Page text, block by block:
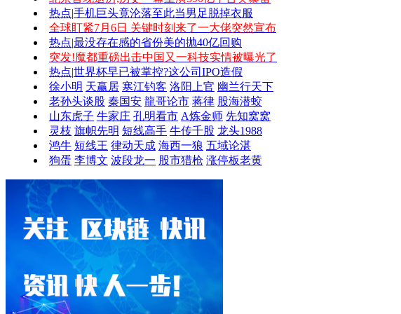
热点|手机巨头竟沦落至此当男足脱掉衣服
全球盯紧7月6日 关键时刻来了一大佬突然宣布
热点|最没存在感的省份美的抛40亿回购
突发!魔都重磅出击中国又一科技实情被曝光了
热点|世界杯早已被掌控?这公司IPO造假
徐小明 天赢居 寒江钓客 洛阳上官 幽兰行天下
老孙头谈股 秦国安 龍哥论市 蒋律 股海潜蛟
山东虎子 牛家庄 孔明看市 A炼金师 先知窝窝
灵枝 旗帜先明 短线高手 牛传千股 龙头1988
鸿牛 短线王 律动天成 海西一狼 五域论湛
狗蛋 李博文 波段龙一 股市猎枪 涨停板老黄